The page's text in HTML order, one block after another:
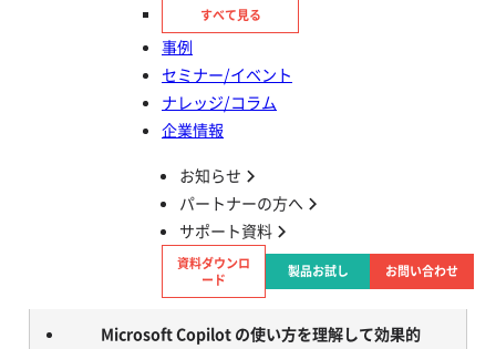
すべて見る
事例
セミナー/イベント
ナレッジ/コラム
企業情報
お知らせ
パートナーの方へ
サポート資料
資料ダウンロ
ード
製品お試し お問い合わせ
Microsoft Copilot とは
【無料版】Copilot の使い方
【個人向け】Copilot Pro の使い方
【企業向け】Microsoft 365 Copilot の使い方
Microsoft Copilot の活用事例
Microsoft Copilot の使い方を理解して効果的